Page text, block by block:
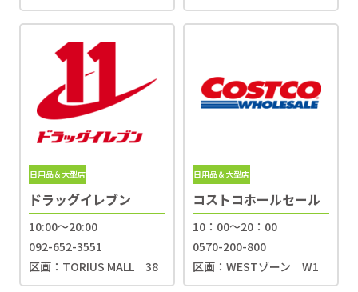
日用品＆大型店
ドラッグイレブン
10:00～20:00
092-652-3551
区画：TORIUS MALL 38
日用品＆大型店
コストコホールセール
10：00〜20：00
0570-200-800
区画：WESTゾーン W1